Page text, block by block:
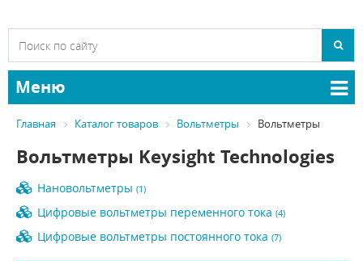
Меню
Главная Каталог товаров Вольтметры Вольтметры
Вольтметры Keysight Technologies
Нановольтметры (1)
Цифровые вольтметры переменного тока (4)
Цифровые вольтметры постоянного тока (7)